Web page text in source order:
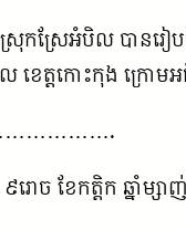
ស្រុកស្រែអំបិល បានរ
ខេត្តកោះកុង ក្រោ
៩រោច ខែកត្តិក ឆ្នាំម្